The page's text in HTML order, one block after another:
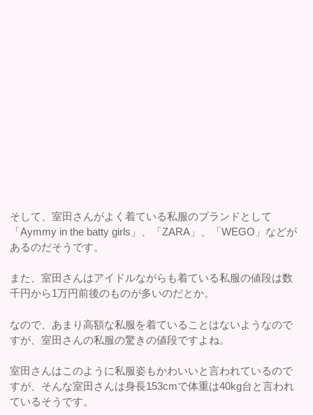
そして、室田さんがよく着ている私服のブランドとして
「Aymmy in the batty girls」、「ZARA」、「WEGO」などが
あるのだそうです。
また、室田さんはアイドルながらも着ている私服の値段は数
千円から1万円前後のものが多いのだとか。
なので、あまり高額な私服を着ていることはないようなので
すが、室田さんの私服の驚きの値段ですよね。
室田さんはこのように私服姿もかわいいと言われているので
すが、そんな室田さんは身長153cmで体重は40kg台と言われ
ているそうです。